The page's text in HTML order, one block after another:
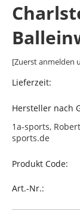
[Zuerst anmelden
Lieferzeit:
Hersteller nach
1a-sports,
sports.de
Produkt Code:
Art.-Nr.: